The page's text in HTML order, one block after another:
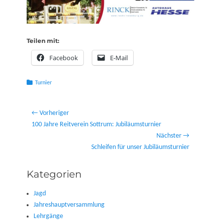
Teilen mit:
Facebook E-Mail
Kategorien
Turnier
Beitragsnavigation
← Vorheriger
Vorheriger
100 Jahre Reitverein Sottrum: Jubiläumsturnier
Nächster →
Schleifen für unser Jubiläumsturnier
Kategorien
Jagd
Jahreshauptversammlung
Lehrgänge